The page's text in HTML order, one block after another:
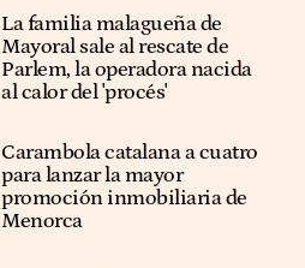
La familia malagueña de
Mayoral sale al rescate de
Parlem, la operadora nacida
al calor del 'procés'
Carambola catalana a cuatro
para lanzar la mayor
promoción inmobiliaria de
Menorca